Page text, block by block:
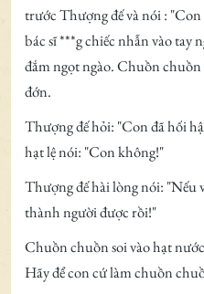
trước Thượng đế và nói :
bác sĩ ***g chiếc nhẫn vào tay
đắm ngọt ngào. Chuồn
đớn.
Thượng đế hỏi: "Con đã hối
hạt lệ nói: "Con không!"
Thượng đế hài lòng nói: "Nếu
thành người được rồi!"
Chuồn chuồn soi vào hạt
Hãy để con cứ làm chuồn